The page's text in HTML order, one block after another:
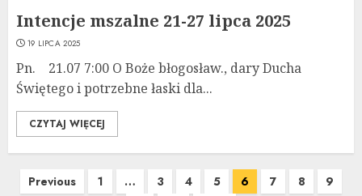
Intencje mszalne 21-27 lipca 2025
19 LIPCA 2025
Pn. 21.07 7:00 O Boże błogosław., dary Ducha
Świętego i potrzebne łaski dla...
CZYTAJ WIĘCEJ
Stronicowanie
Previous 1 … 3 4 5 6 7 8
9